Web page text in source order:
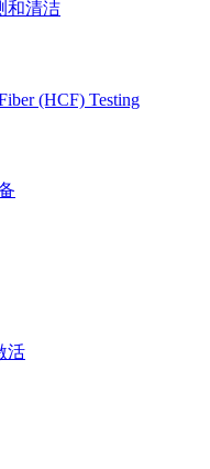
和清洁
(HCF) Testing
活